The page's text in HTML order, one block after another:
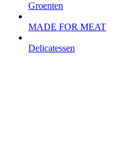
Groenten
MADE FOR MEAT
Delicatessen